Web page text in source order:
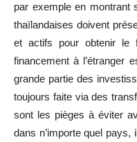
par exemple en montrant
thaïlandaises doivent
et actifs pour obtenir le
financement à l’étranger
grande partie des
toujours faite via des
sont les pièges à éviter
dans n’importe quel